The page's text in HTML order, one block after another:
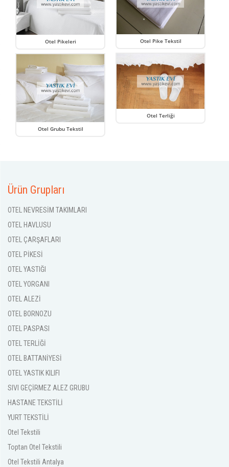
Otel Pikeleri
Otel Grubu Tekstil
Otel Pike Tekstil
Otel Terliği
Ürün Grupları
OTEL NEVRESİM TAKIMLARI
OTEL HAVLUSU
OTEL ÇARŞAFLARI
OTEL PİKESİ
OTEL YASTIĞI
OTEL YORGANI
OTEL ALEZİ
OTEL BORNOZU
OTEL PASPASI
OTEL TERLİĞİ
OTEL BATTANİYESİ
OTEL YASTIK KILIFI
SIVI GEÇİRMEZ ALEZ GRUBU
HASTANE TEKSTİLİ
YURT TEKSTİLİ
Otel Tekstili
Toptan Otel Tekstili
Otel Tekstili Antalya